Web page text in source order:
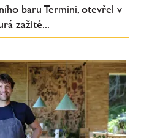
baru Termini, otevřel v
zažité...